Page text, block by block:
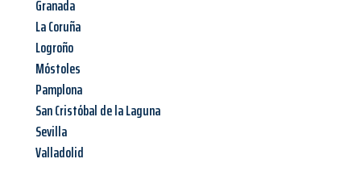
Granada
La Coruña
Logroño
Móstoles
Pamplona
San Cristóbal de la Laguna
Sevilla
Valladolid